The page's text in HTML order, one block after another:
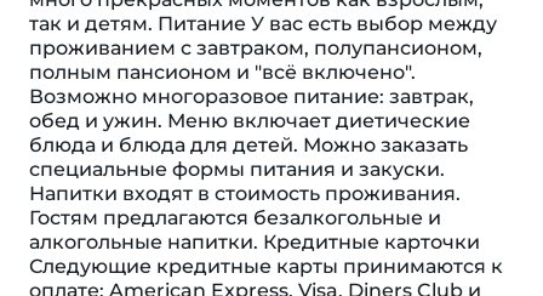
так и детям. Питание У вас есть выбор между
проживанием с завтраком, полупансионом,
полным пансионом и "всё включено".
Возможно многоразовое питание: завтрак,
обед и ужин. Меню включает диетические
блюда и блюда для детей. Можно заказать
специальные формы питания и закуски.
Напитки входят в стоимость проживания.
Гостям предлагаются безалкогольные и
алкогольные напитки. Кредитные карточки
Следующие кредитные карты принимаются к
оплате: American Express, Visa, Diners Club и